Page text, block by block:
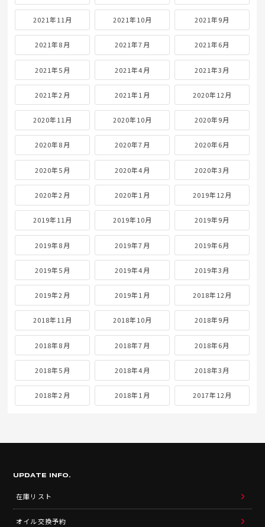
2021年11月 2021年10月 2021年9月
2021年8月 2021年7月 2021年6月
2021年5月 2021年4月 2021年3月
2021年2月 2021年1月 2020年12月
2020年11月 2020年10月 2020年9月
2020年8月 2020年7月 2020年6月
2020年5月 2020年4月 2020年3月
2020年2月 2020年1月 2019年12月
2019年11月 2019年10月 2019年9月
2019年8月 2019年7月 2019年6月
2019年5月 2019年4月 2019年3月
2019年2月 2019年1月 2018年12月
2018年11月 2018年10月 2018年9月
2018年8月 2018年7月 2018年6月
2018年5月 2018年4月 2018年3月
2018年2月 2018年1月 2017年12月
UPDATE INFO.
在庫リスト
オイル交換予約